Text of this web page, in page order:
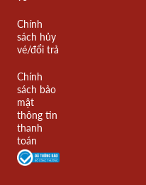
Chính
sách hủy
vé/đổi trả
Chính
sách bảo
mật
thông tin
thanh
toán